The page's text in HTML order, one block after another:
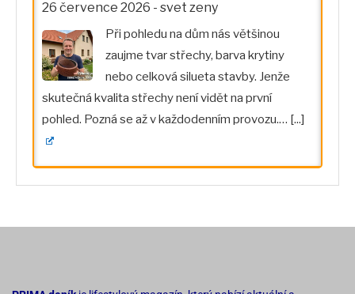
Při pohledu na dům nás většinou
zaujme tvar střechy, barva krytiny
nebo celková silueta stavby. Jenže
skutečná kvalita střechy není vidět na první
pohled. Pozná se až v každodenním provozu.…